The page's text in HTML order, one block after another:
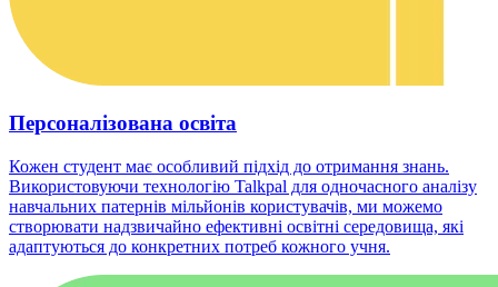
Персоналізована освіта
Кожен студент має особливий підхід до отримання знань.
Використовуючи технологію Talkpal для одночасного аналізу
навчальних патернів мільйонів користувачів, ми можемо
створювати надзвичайно ефективні освітні середовища, які
адаптуються до конкретних потреб кожного учня.